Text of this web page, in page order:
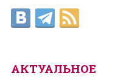
АКТУАЛЬНОЕ